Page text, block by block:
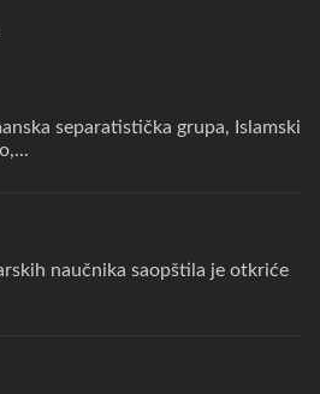
separatistička grupa, Islamski
naučnika saopštila je otkriće